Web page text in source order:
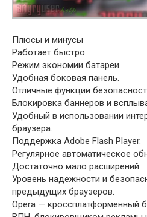
Плюсы и минусы
Работает быстро.
Режим экономии батареи.
Удобная боковая панель.
Отличные функции
Блокировка баннеров и
Удобный в использовании
браузера.
Поддержка Adobe Flash Player.
Регулярное автоматическое
Достаточно мало расширений.
Уровень надежности и
предыдущих браузеров.
Opera — кроссплатформенный